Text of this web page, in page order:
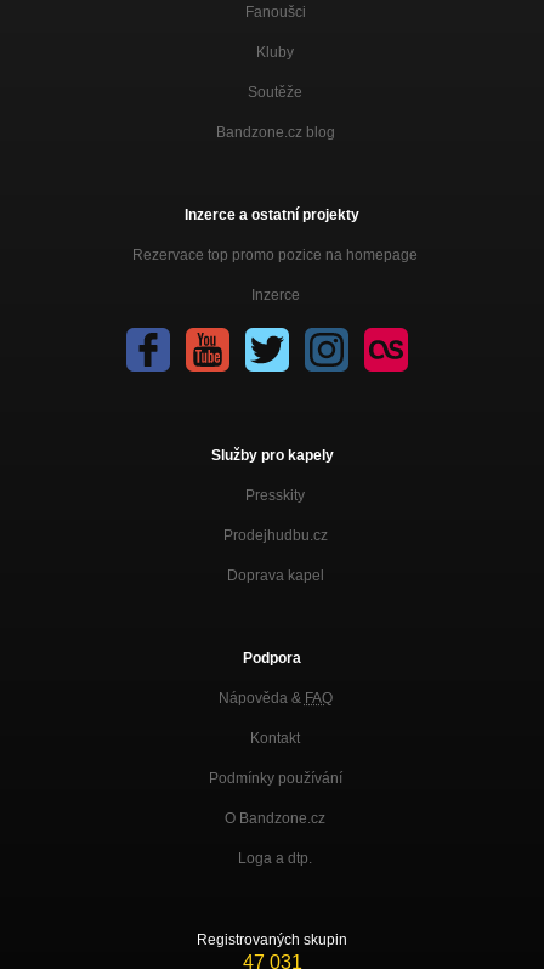
Fanoušci
Kluby
Soutěže
Bandzone.cz blog
Inzerce a ostatní projekty
Rezervace top promo pozice na homepage
Inzerce
Služby pro kapely
Presskity
Prodejhudbu.cz
Doprava kapel
Podpora
Nápověda & FAQ
Kontakt
Podmínky používání
O Bandzone.cz
Loga a dtp.
Registrovaných skupin
47 031